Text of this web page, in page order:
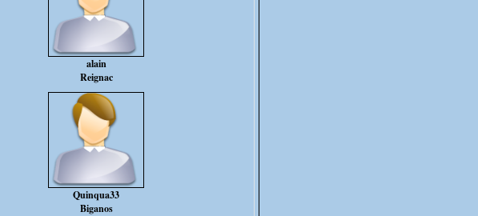
alain
Reignac
Quinqua33
Biganos